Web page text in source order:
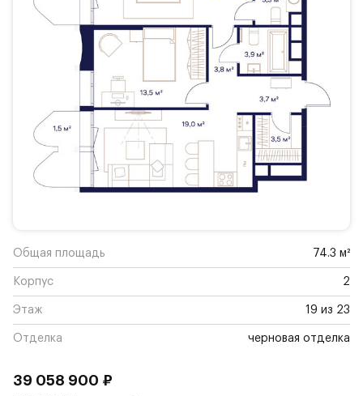
Общая площадь 74.3 м²
Корпус 2
Этаж 19 из 23
Отделка черновая отделка
39 058 900 ₽